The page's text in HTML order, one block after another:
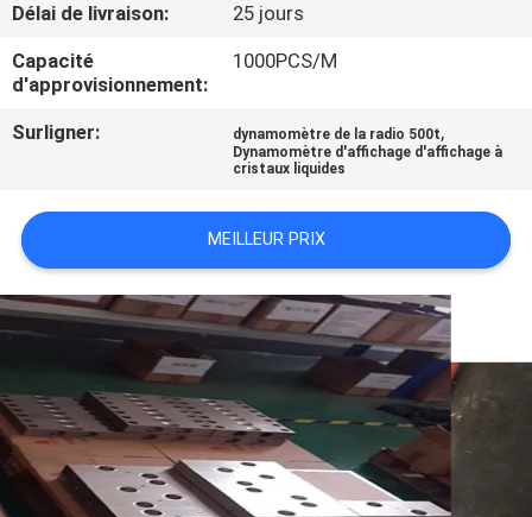
DE
L'USINE
CONTRÔLE
LA
QUALITÉ
NOUVELLES
LES
AFFAIRES
Délai de livraison:
25 jours
Capacité
d'approvisionnement:
1000PCS/M
Surligner: dynamomètre de la radio 500t,
Dynamomètre d'affichage d'affichage à
cristaux liquides
MEILLEUR PRIX